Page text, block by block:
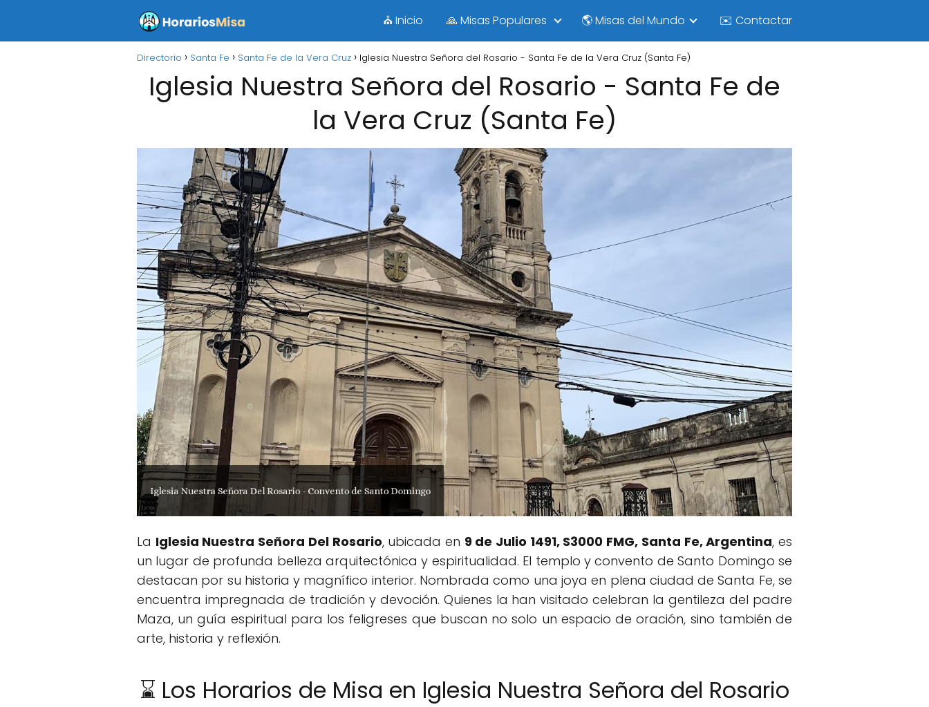
⛪ Inicio 🙏 Misas Populares 🌎 Misas del Mundo ✉️ Contactar
Directorio Santa Fe Santa Fe de la Vera Cruz Iglesia Nuestra Señora del Rosario - Santa Fe de la Vera Cruz (Santa Fe)
Iglesia Nuestra Señora del Rosario - Santa Fe de
la Vera Cruz (Santa Fe)
La Iglesia Nuestra Señora Del Rosario, ubicada en 9 de Julio 1491, S3000 FMG, Santa Fe, Argentina, es
un lugar de profunda belleza arquitectónica y espiritualidad. El templo y convento de Santo Domingo se
destacan por su historia y magnífico interior. Nombrada como una joya en plena ciudad de Santa Fe, se
encuentra impregnada de tradición y devoción. Quienes la han visitado celebran la gentileza del padre
Maza, un guía espiritual para los feligreses que buscan no solo un espacio de oración, sino también de
arte, historia y reflexión.
⌛ Los Horarios de Misa en Iglesia Nuestra Señora del Rosario